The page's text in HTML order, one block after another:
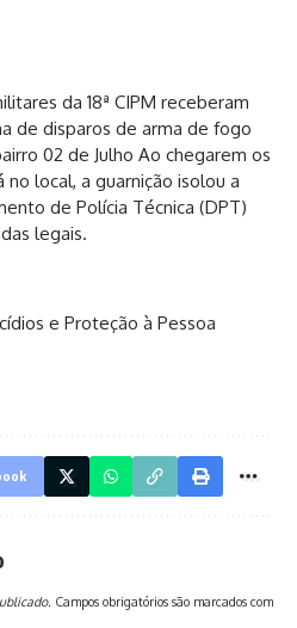
da 18ª CIPM receberam
de disparos de arma de fogo
02 de Julho Ao chegarem os
local, a guarnição isolou a
de Polícia Técnica (DPT)
legais.
e Proteção à Pessoa
Campos obrigatórios são marcados com